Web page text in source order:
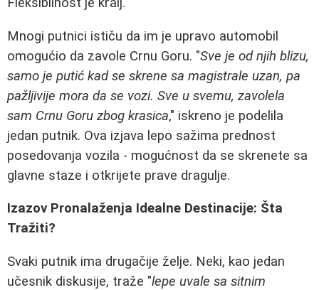
Mnogi putnici ističu da im je upravo automobil
omogućio da zavole Crnu Goru. "Sve je od njih blizu,
samo je putić kad se skrene sa magistrale uzan, pa
pažljivije mora da se vozi. Sve u svemu, zavolela
sam Crnu Goru zbog krasica," iskreno je podelila
jedan putnik. Ova izjava lepo sažima prednost
posedovanja vozila - mogućnost da se skrenete sa
glavne staze i otkrijete prave dragulje.
Izazov Pronalaženja Idealne Destinacije: Šta
Tražiti?
Svaki putnik ima drugačije želje. Neki, kao jedan
učesnik diskusije, traže "lepe uvale sa sitnim